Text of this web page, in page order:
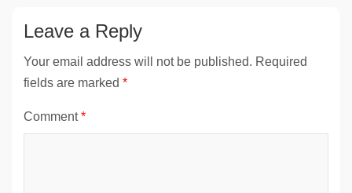
Leave a Reply
Your email address will not be published. Required
fields are marked *
Comment*